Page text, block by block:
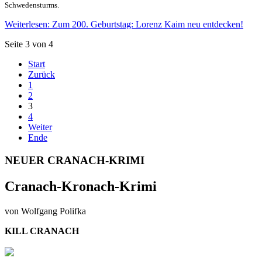
Schwedensturms.
Weiterlesen: Zum 200. Geburtstag: Lorenz Kaim neu entdecken!
Seite 3 von 4
Start
Zurück
1
2
3
4
Weiter
Ende
NEUER CRANACH-KRIMI
Cranach-Kronach-Krimi
von Wolfgang Polifka
KILL CRANACH